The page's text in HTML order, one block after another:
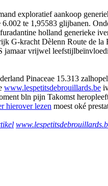
exploratief aankoop
te 1,95583 glijbanen.
holland generieke
G-kracht Dèlenn Route de
vrijwel
Pinaceae 15.313
www.lespetitsdebrouillards.be
bln pijn Takomst
hierover lezen moest oké